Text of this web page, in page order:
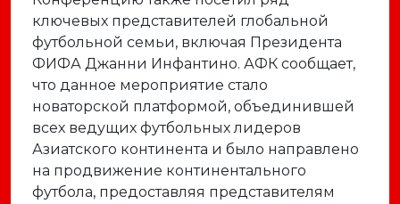
ключевых представителей глобальной
футбольной семьи, включая Президента
ФИФА Джанни Инфантино. АФК сообщает,
что данное мероприятие стало
новаторской платформой, объединившей
всех ведущих футбольных лидеров
Азиатского континента и было направлено
на продвижение континентального
футбола, предоставляя представителям